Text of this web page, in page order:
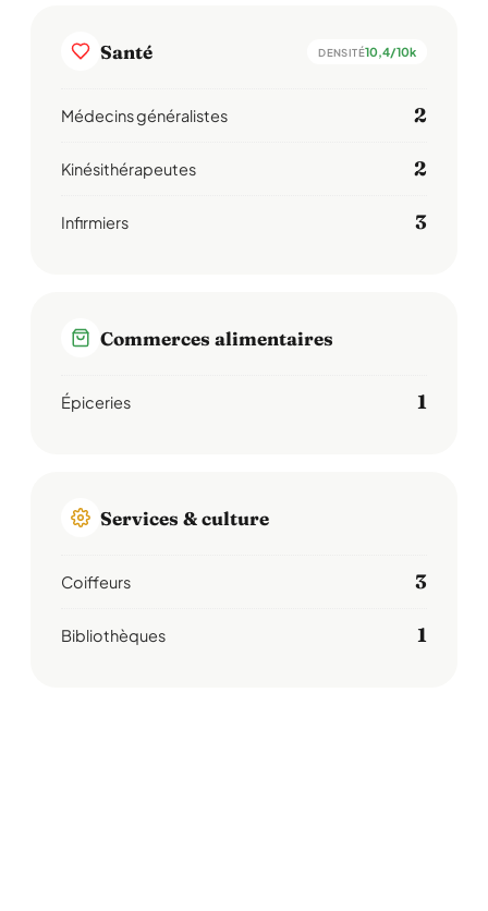
Santé DENSITÉ10,4/10k
Médecins généralistes 2
Kinésithérapeutes 2
Infirmiers 3
Commerces alimentaires
Épiceries 1
Services & culture
Coiffeurs 3
Bibliothèques 1